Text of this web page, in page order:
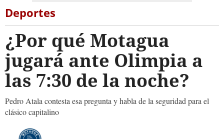
Deportes
¿Por qué Motagua
jugará ante Olimpia a
las 7:30 de la noche?
Pedro Atala contesta esa pregunta y habla de la seguridad para el
clásico capitalino